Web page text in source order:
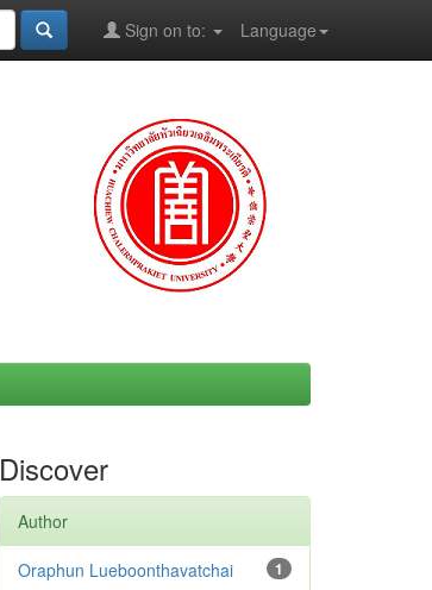
Language
Sign on to:
Discover
Author
1
Oraphun Lueboonthavatchai